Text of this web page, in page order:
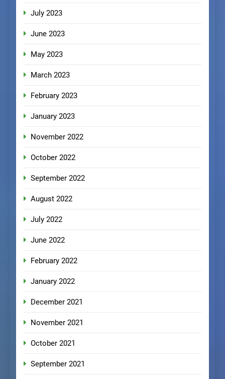
July 2023
June 2023
May 2023
March 2023
February 2023
January 2023
November 2022
October 2022
September 2022
August 2022
July 2022
June 2022
February 2022
January 2022
December 2021
November 2021
October 2021
September 2021